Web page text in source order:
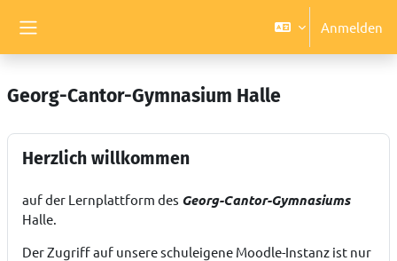
Anmelden
Georg-Cantor-Gymnasium Halle
Herzlich willkommen
auf der Lernplattform des Georg-Cantor-Gymnasiums
Halle.
Der Zugriff auf unsere schuleigene Moodle-Instanz ist nur